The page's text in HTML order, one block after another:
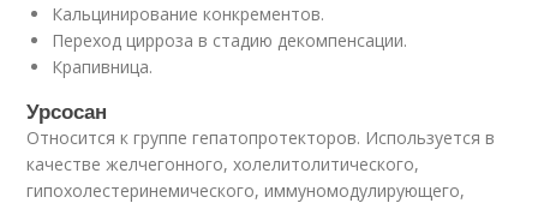
Кальцинирование конкрементов.
Переход цирроза в стадию декомпенсации.
Крапивница.
Урсосан
Относится к группе гепатопротекторов. Используется в
качестве желчегонного, холелитолитического,
гипохолестеринемического, иммуномодулирующего,